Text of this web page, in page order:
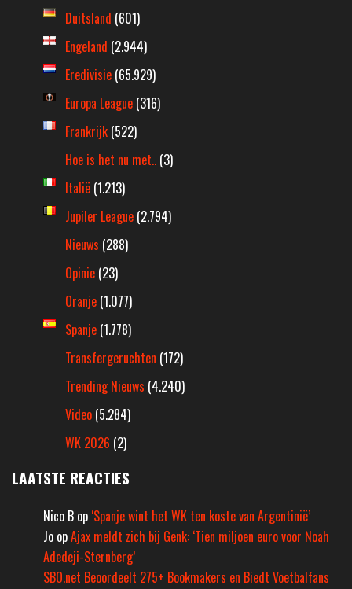
Duitsland (601)
Engeland (2.944)
Eredivisie (65.929)
Europa League (316)
Frankrijk (522)
Hoe is het nu met.. (3)
Italië (1.213)
Jupiler League (2.794)
Nieuws (288)
Opinie (23)
Oranje (1.077)
Spanje (1.778)
Transfergeruchten (172)
Trending Nieuws (4.240)
Video (5.284)
WK 2026 (2)
LAATSTE REACTIES
Nico B op ‘Spanje wint het WK ten koste van Argentinië’
Jo opAjax meldt zich bij Genk: ‘Tien miljoen euro voor Noah
Adedeji-Sternberg’
SBO.net Beoordeelt 275+ Bookmakers en Biedt Voetbalfans